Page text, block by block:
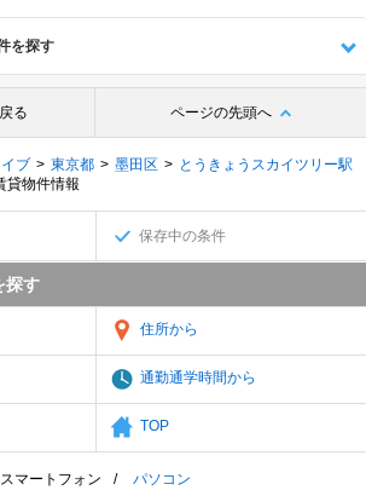
を探す
る ページの先頭へ
ブ 東京都 墨田区
とうきょうスカイツリー駅
貸物件情報
保存中の条件
探す
住所から
通勤通学時間から
TOP
スマートフォン パソコン